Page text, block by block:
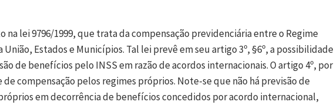
na lei 9796/1999, que trata da compensação previdenciária entre o Regime
União, Estados e Municípios. Tal lei prevê em seu artigo 3º, §6º, a possibilidade
de benefícios pelo INSS em razão de acordos internacionais. O artigo 4º, por
compensação pelos regimes próprios. Note-se que não há previsão de
em decorrência de benefícios concedidos por acordo internacional,